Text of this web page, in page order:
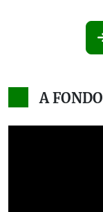
A FONDO